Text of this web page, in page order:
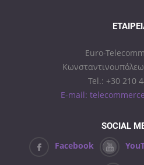
Euro-
Tel.: +30 210
E-mail:
SOCIAL
Facebook